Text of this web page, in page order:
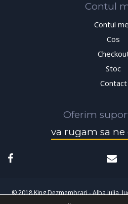
Contul
Contul
Cos
Stoc
Contact
Oferim
va rugam sa
© 2018 King Dezmembrari - Alba Iulia,